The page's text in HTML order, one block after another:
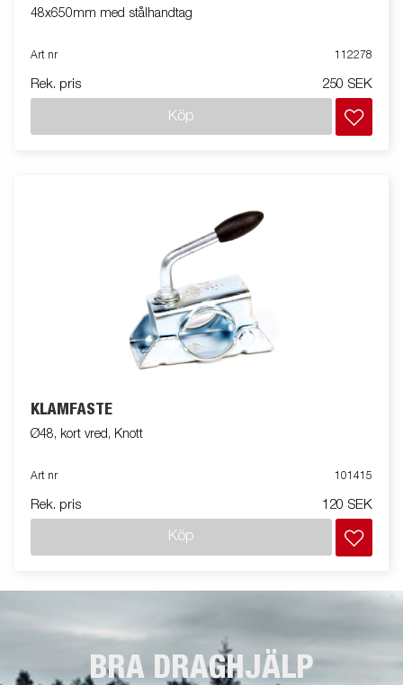
48x650mm med stålhandtag
Art nr 112278
Rek. pris 250 SEK
Köp
KLÄMFÄSTE
Ø48, kort vred, Knott
Art nr 101415
Rek. pris 120 SEK
Köp
BRA DRAGHJÄLP